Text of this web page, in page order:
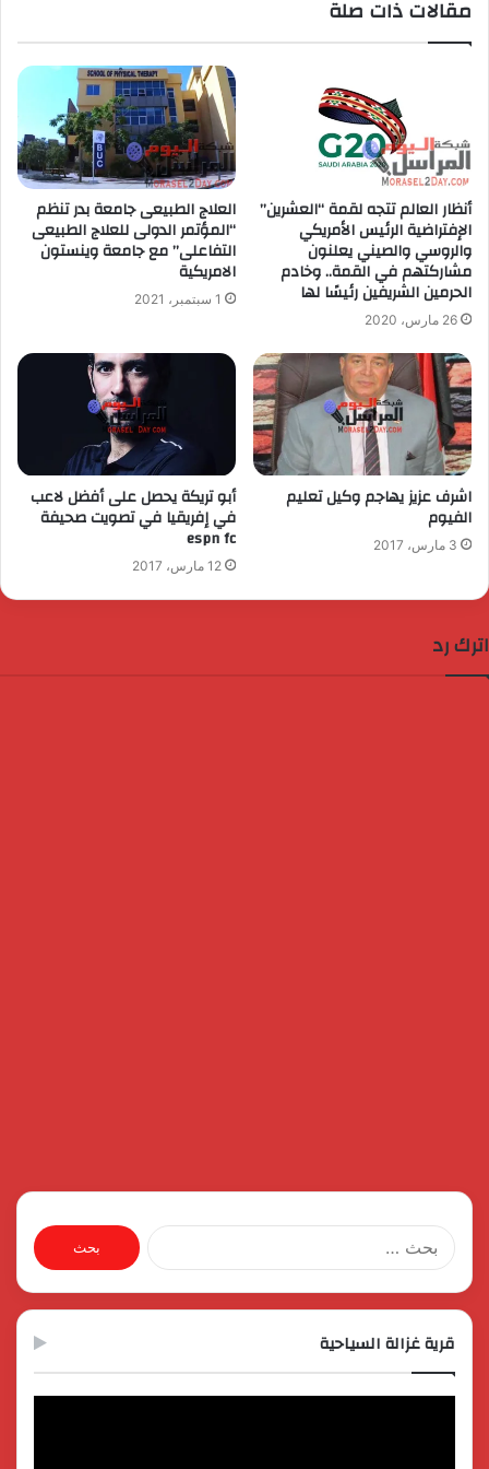
مقالات ذات صلة
أنظار العالم تتجه لقمة “العشرين”
الإفتراضية الرئيس الأمريكي
والروسي والصيني يعلنون
مشاركتهم في القمة.. وخادم
الحرمين الشريفين رئيسًا لها
26 مارس، 2020
العلاج الطبيعى جامعة بدر تنظم
“المؤتمر الدولى للعلاج الطبيعى
التفاعلى” مع جامعة وينستون
الامريكية
1 سبتمبر، 2021
اشرف عزيز يهاجم وكيل تعليم
الفيوم
3 مارس، 2017
أبو تريكة يحصل على أفضل لاعب
في إفريقيا في تصويت صحيفة
espn fc
12 مارس، 2017
اترك رد
البحث
عن:
قرية غزالة السياحية